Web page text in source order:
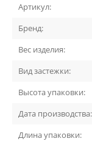
Артикул:
Бренд:
Вес изделия:
Вид застежки:
Высота упаковки:
Дата производства:
Длина упаковки: